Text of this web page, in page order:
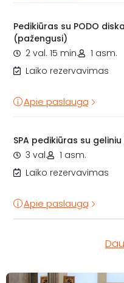
Pedikiūras su PODO
(pažengusi)
2 val. 15 min.
1 asm.
Laiko rezervavimas
Apie paslaugą
SPA pedikiūras su
3 val.
1 asm.
Laiko rezervavimas
Apie paslaugą